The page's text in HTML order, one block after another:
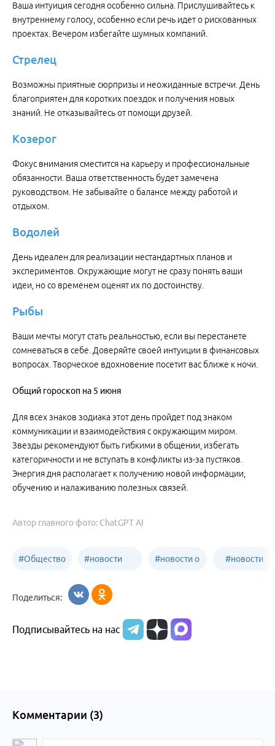
Ваша интуиция сегодня особенно сильна. Прислушивайтесь к
внутреннему голосу, особенно если речь идет о рискованных
проектах. Вечером избегайте шумных компаний.
Стрелец
Возможны приятные сюрпризы и неожиданные встречи. День
благоприятен для коротких поездок и получения новых
знаний. Не отказывайтесь от помощи друзей.
Козерог
Фокус внимания сместится на карьеру и профессиональные
обязанности. Ваша ответственность будет замечена
руководством. Не забывайте о балансе между работой и
отдыхом.
Водолей
День идеален для реализации нестандартных планов и
экспериментов. Окружающие могут не сразу понять ваши
идеи, но со временем оценят их по достоинству.
Рыбы
Ваши мечты могут стать реальностью, если вы перестанете
сомневаться в себе. Доверяйте своей интуиции в финансовых
вопросах. Творческое вдохновение посетит вас ближе к ночи.
Общий гороскоп на 5 июня
Для всех знаков зодиака этот день пройдет под знаком
коммуникации и взаимодействия с окружающим миром.
Звезды рекомендуют быть гибкими в общении, избегать
категоричности и не вступать в конфликты из-за пустяков.
Энергия дня располагает к получению новой информации,
обучению и налаживанию полезных связей.
Автор главного фото: ChatGPT AI
#Общество #новости
образования
#новости о
Алтайского
#новости
Поделиться:
Подписывайтесь на нас
Комментарии (3)